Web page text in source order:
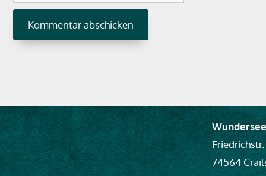
Friedrichstr.
74564